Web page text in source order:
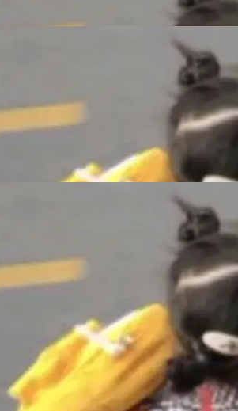
言识别覆盖粤语、吴语
个问题 为避免音频加
格式将被拒绝 修复了 C
存在的问题 如果表单中
树中，则它们将不再关
，他利用 AI 工具（如 Co
正式发版的 PG 19，则
从 PG 18 Beta1 时间点
同样交由 AI 分析提炼。
令人满意。这一方法也为
跟踪新版本的思路。
常工作、家务、社交生活
" 这是 libexpat 维护者 S
客里的话。8 月 4 日，
从 2026 年 8 月 1 日起，
了，最长 6 个月。发
浏览器、无数的基础设
。而过去十年，维护它
布，具体更新内容如
包含多项增强功能：
a>）</l
问题转交给搜索引擎。
show_
论点是：容器不适合 Ag
是 Isolate。 Cloudflare
么可谦虚的——他们用 W
。用 CEO Matthew Pri
生都在用 Isolate 运行代
容器，它们需要的是 Iso
适 容器的问题在于启动
Agent 要执行的任务可能
天记录回应苹果
this wron
把 OpenAI 告上法庭，指
窃取商业秘密。苹果的诉
个系统性地从前东家挖
手。 OpenAI 没发律师
。它在官网贴了一篇博
上架WorkBu
就能干活的AI办公
鸿蒙PC版上架HUAWE